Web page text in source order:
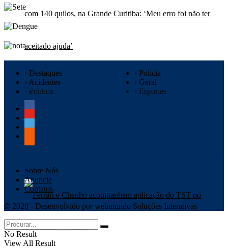
Jovem quebra pernas e desloca pé durante
agachamento com 140 quilos, na Grande
› Destaques
› Acidentes
› Política
› Polícia
› Geral
› Esportes
Sobre Nós
Anuncie
Contatos
© 2020 - Desenvolvido por webmundo Soluções Interativas
No Result
View All Result